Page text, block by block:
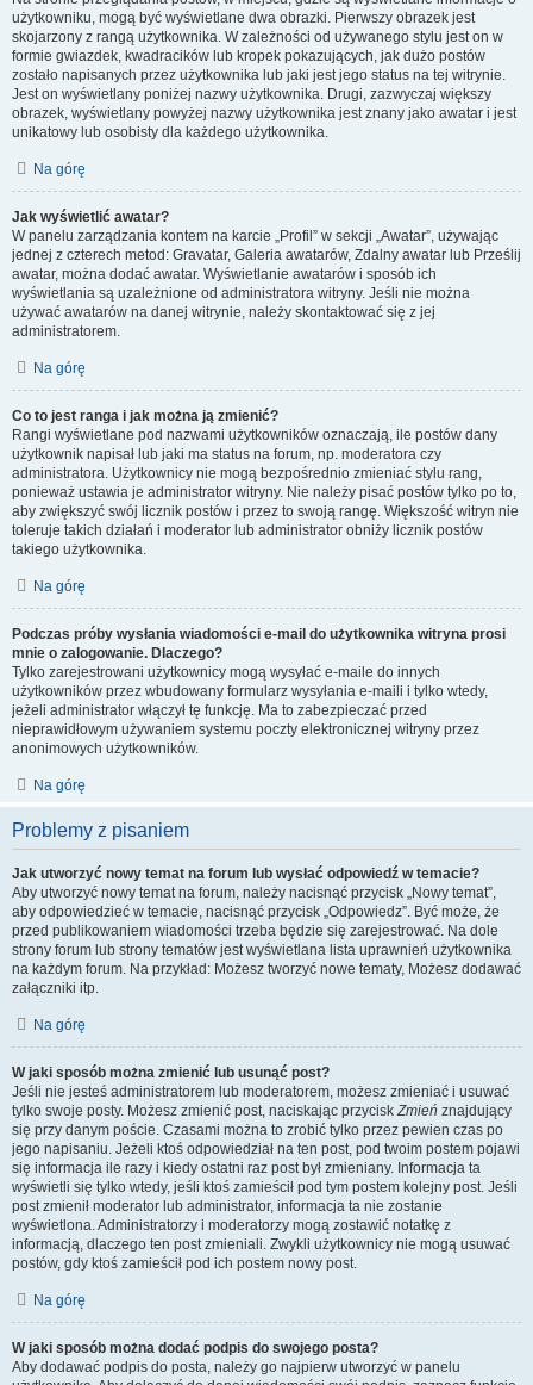
użytkowniku, mogą być wyświetlane dwa obrazki. Pierwszy obrazek jest
skojarzony z rangą użytkownika. W zależności od używanego stylu jest on w
formie gwiazdek, kwadracików lub kropek pokazujących, jak dużo postów
zostało napisanych przez użytkownika lub jaki jest jego status na tej witrynie.
Jest on wyświetlany poniżej nazwy użytkownika. Drugi, zazwyczaj większy
obrazek, wyświetlany powyżej nazwy użytkownika jest znany jako awatar i jest
unikatowy lub osobisty dla każdego użytkownika.
Na górę
Jak wyświetlić awatar?
W panelu zarządzania kontem na karcie „Profil” w sekcji „Awatar”, używając
jednej z czterech metod: Gravatar, Galeria awatarów, Zdalny awatar lub Prześlij
awatar, można dodać awatar. Wyświetlanie awatarów i sposób ich
wyświetlania są uzależnione od administratora witryny. Jeśli nie można
używać awatarów na danej witrynie, należy skontaktować się z jej
administratorem.
Na górę
Co to jest ranga i jak można ją zmienić?
Rangi wyświetlane pod nazwami użytkowników oznaczają, ile postów dany
użytkownik napisał lub jaki ma status na forum, np. moderatora czy
administratora. Użytkownicy nie mogą bezpośrednio zmieniać stylu rang,
ponieważ ustawia je administrator witryny. Nie należy pisać postów tylko po to,
aby zwiększyć swój licznik postów i przez to swoją rangę. Większość witryn nie
toleruje takich działań i moderator lub administrator obniży licznik postów
takiego użytkownika.
Na górę
Podczas próby wysłania wiadomości e-mail do użytkownika witryna prosi
mnie o zalogowanie. Dlaczego?
Tylko zarejestrowani użytkownicy mogą wysyłać e-maile do innych
użytkowników przez wbudowany formularz wysyłania e-maili i tylko wtedy,
jeżeli administrator włączył tę funkcję. Ma to zabezpieczać przed
nieprawidłowym używaniem systemu poczty elektronicznej witryny przez
anonimowych użytkowników.
Na górę
Problemy z pisaniem
Jak utworzyć nowy temat na forum lub wysłać odpowiedź w temacie?
Aby utworzyć nowy temat na forum, należy nacisnąć przycisk „Nowy temat”,
aby odpowiedzieć w temacie, nacisnąć przycisk „Odpowiedz”. Być może, że
przed publikowaniem wiadomości trzeba będzie się zarejestrować. Na dole
strony forum lub strony tematów jest wyświetlana lista uprawnień użytkownika
na każdym forum. Na przykład: Możesz tworzyć nowe tematy, Możesz dodawać
załączniki itp.
Na górę
W jaki sposób można zmienić lub usunąć post?
Jeśli nie jesteś administratorem lub moderatorem, możesz zmieniać i usuwać
tylko swoje posty. Możesz zmienić post, naciskając przyciskZmień znajdujący
się przy danym poście. Czasami można to zrobić tylko przez pewien czas po
jego napisaniu. Jeżeli ktoś odpowiedział na ten post, pod twoim postem pojawi
się informacja ile razy i kiedy ostatni raz post był zmieniany. Informacja ta
wyświetli się tylko wtedy, jeśli ktoś zamieścił pod tym postem kolejny post. Jeśli
post zmienił moderator lub administrator, informacja ta nie zostanie
wyświetlona. Administratorzy i moderatorzy mogą zostawić notatkę z
informacją, dlaczego ten post zmieniali. Zwykli użytkownicy nie mogą usuwać
postów, gdy ktoś zamieścił pod ich postem nowy post.
Na górę
W jaki sposób można dodać podpis do swojego posta?
Aby dodawać podpis do posta, należy go najpierw utworzyć w panelu